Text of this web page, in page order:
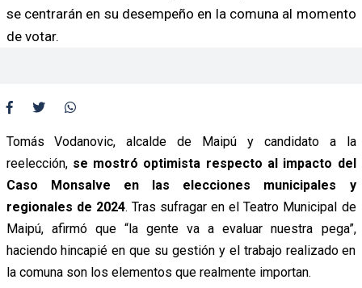
se centrarán en su desempeño en la comuna al momento
de votar.
Tomás Vodanovic, alcalde de Maipú y candidato a la
reelección, se mostró optimista respecto al impacto del
Caso Monsalve en las elecciones municipales y
regionales de 2024. Tras sufragar en el Teatro Municipal de
Maipú, afirmó que “la gente va a evaluar nuestra pega”,
haciendo hincapié en que su gestión y el trabajo realizado en
la comuna son los elementos que realmente importan.